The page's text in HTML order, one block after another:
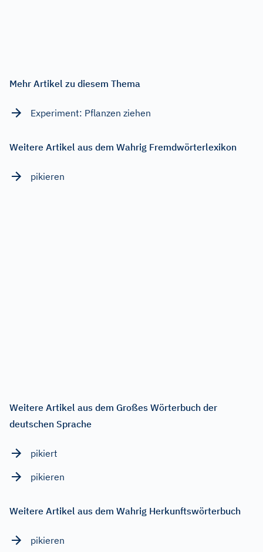
Mehr Artikel zu diesem Thema
Experiment: Pflanzen ziehen
Weitere Artikel aus dem Wahrig Fremdwörterlexikon
pikieren
Weitere Artikel aus dem Großes Wörterbuch der
deutschen Sprache
pikiert
pikieren
Weitere Artikel aus dem Wahrig Herkunftswörterbuch
pikieren